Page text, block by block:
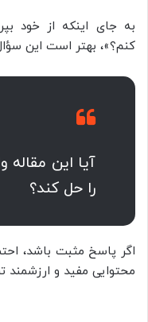
به جای اینکه از خود
کنم؟»، بهتر است این
آیا این مقاله
را حل کند؟
اگر پاسخ مثبت باشد،
محتوایی مفید و